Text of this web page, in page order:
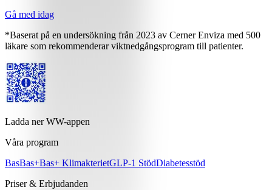
Gå med idag
*Baserat på en undersökning från 2023 av Cerner Enviza med 500
läkare som rekommenderar viktnedgångsprogram till patienter.
Ladda ner WW-appen
Våra program
BasBas+Bas+ KlimakterietGLP-1 StödDiabetesstöd
Priser & Erbjudanden